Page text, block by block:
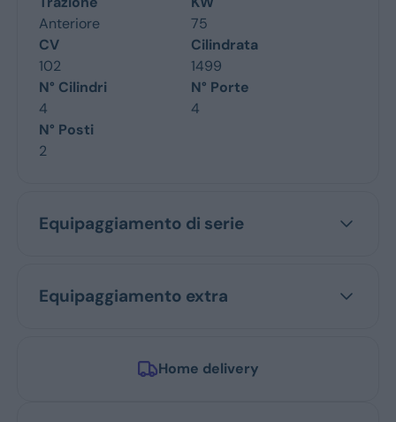
Anteriore
75
CV
102
Cilindrata
1499
N° Cilindri
4
N° Porte
4
N° Posti
2
Equipaggiamento di serie
Equipaggiamento extra
Home delivery